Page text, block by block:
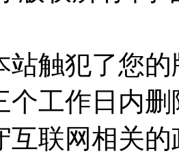
站触犯了您
个工作日内删
互联网相关